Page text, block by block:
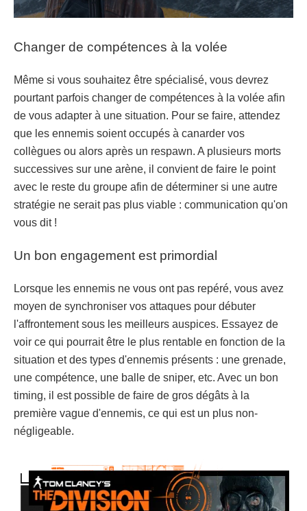
Changer de compétences à la volée
Même si vous souhaitez être spécialisé, vous devrez
pourtant parfois changer de compétences à la volée afin
de vous adapter à une situation. Pour se faire, attendez
que les ennemis soient occupés à canarder vos
collègues ou alors après un respawn. A plusieurs morts
successives sur une arène, il convient de faire le point
avec le reste du groupe afin de déterminer si une autre
stratégie ne serait pas plus viable : communication qu'on
vous dit !
Un bon engagement est primordial
Lorsque les ennemis ne vous ont pas repéré, vous avez
moyen de synchroniser vos attaques pour débuter
l'affrontement sous les meilleurs auspices. Essayez de
voir ce qui pourrait être le plus rentable en fonction de la
situation et des types d'ennemis présents : une grenade,
une compétence, une balle de sniper, etc. Avec un bon
timing, il est possible de faire de gros dégâts à la
première vague d'ennemis, ce qui est un plus non-
négligeable.